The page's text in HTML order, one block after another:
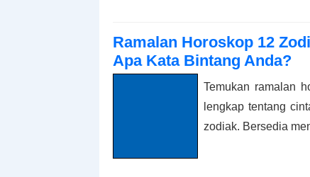
Ramalan Horoskop 12
Apa Kata Bintang Anda?
Temukan ramalan
lengkap tentang
zodiak. Bersedia